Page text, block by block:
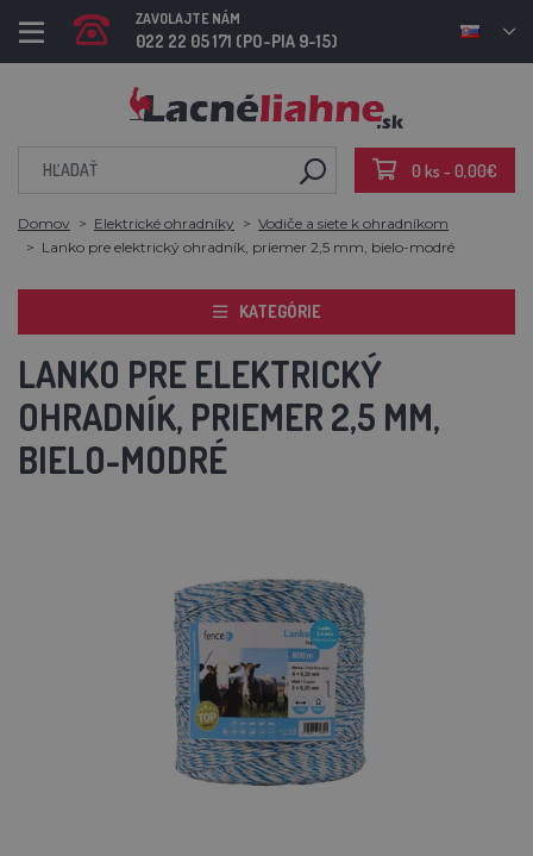
ZAVOLAJTE NÁM
022 22 05 171 (PO-PIA 9-15)
0 ks - 0,00€
Domov Elektrické ohradníky
Vodiče a siete k ohradníkom
Lanko pre elektrický ohradník, priemer 2,5 mm, bielo-modré
KATEGÓRIE
LANKO PRE ELEKTRICKÝ
OHRADNÍK, PRIEMER 2,5 MM,
BIELO-MODRÉ